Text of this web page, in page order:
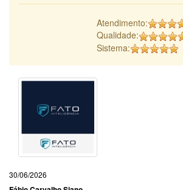
Atendimento:
Qualidade:
Sistema:
30/06/2026